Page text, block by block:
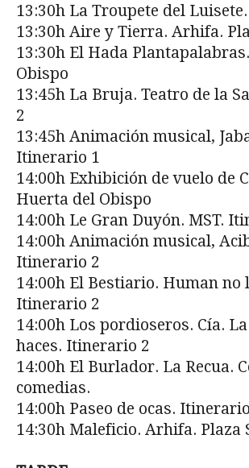
13:30h La Troupete del
13:30h Aire y Tierra. Arhifa.
13:30h El Hada
Obispo
13:45h La Bruja. Teatro de la
2
13:45h Animación musical,
Itinerario 1
14:00h Exhibición de vuelo de
Huerta del Obispo
14:00h Le Gran Duyón. MST.
14:00h Animación musical,
Itinerario 2
14:00h El Bestiario. Human no
Itinerario 2
14:00h Los pordioseros. Cía.
haces. Itinerario 2
14:00h El Burlador. La Recua.
comedias.
14:00h Paseo de ocas.
14:30h Maleficio. Arhifa. Plaza